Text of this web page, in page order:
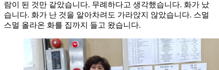
람이 된 것만 같았습니다. 무례하다고 생각했습니다. 화가 났
습니다. 화가 난 것을 알아차려도 가라앉지 않았습니다. 스멀
스멀 올라온 화를 집까지 들고 왔습니다.